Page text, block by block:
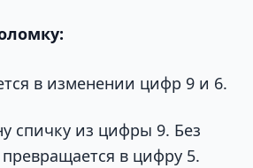
в изменении цифр 9 и 6.
спичку из цифры 9. Без
в цифру 5.